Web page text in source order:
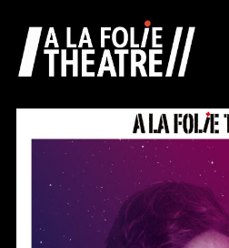
A La Folie Théâtre